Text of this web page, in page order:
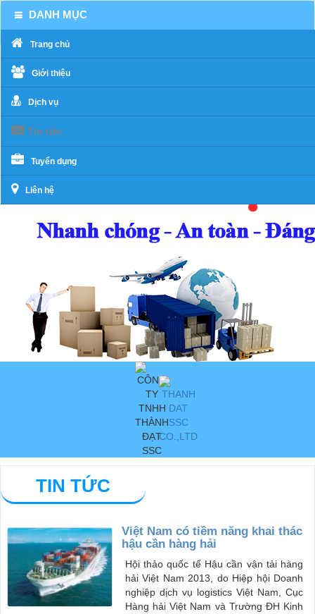
DANH MỤC
Trang chủ
Giới thiệu
Dịch vụ
Tin tức
Tuyển dụng
Liên hệ
TIN TỨC
Việt Nam có tiềm năng khai thác
hậu cần hàng hải
Hội thảo quốc tế Hậu cần vận tải hàng
hải Việt Nam 2013, do Hiệp hội Doanh
nghiệp dịch vụ logistics Việt Nam, Cục
Hàng hải Việt Nam và Trường ĐH Kinh